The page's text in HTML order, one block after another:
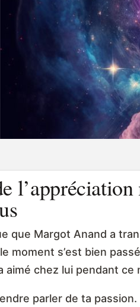
que Margot Anand a
moment s’est bien
aimé chez lui pendant ce
parler de ta